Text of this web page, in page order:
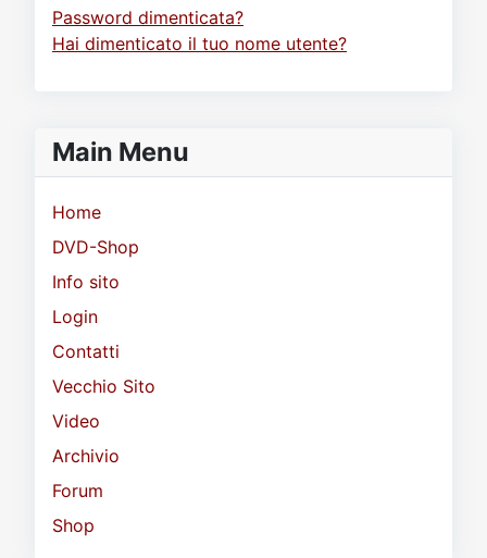
Password dimenticata?
Hai dimenticato il tuo nome utente?
Main Menu
Home
DVD-Shop
Info sito
Login
Contatti
Vecchio Sito
Video
Archivio
Forum
Shop